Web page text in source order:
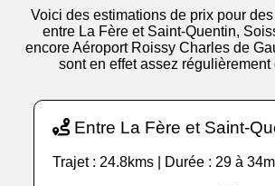
Voici des estimations de prix pour
entre La Fère et Saint-Quentin,
encore Aéroport Roissy Charles de
sont en effet assez régulièrement
Entre La Fère et Saint-
Trajet : 24.8kms | Durée : 29 à